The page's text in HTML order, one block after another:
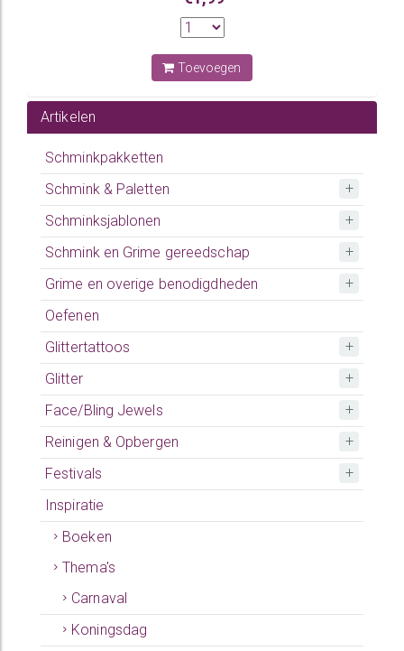
Toevoegen
Artikelen
Schminkpakketten
Schmink & Paletten
Schminksjablonen
Schmink en Grime gereedschap
Grime en overige benodigdheden
Oefenen
Glittertattoos
Glitter
Face/Bling Jewels
Reinigen & Opbergen
Festivals
Inspiratie
Boeken
Thema's
Carnaval
Koningsdag